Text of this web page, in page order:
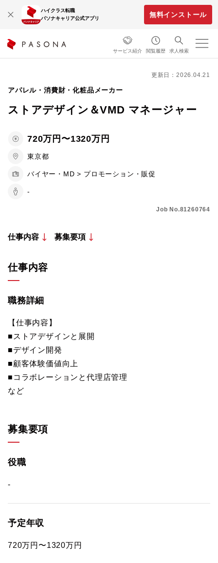
ハイクラス転職
パソナキャリア公式アプリ
無料インストール
サービス紹介 閲覧履歴 求人検索
更新日：2026.04.21
アパレル・消費財・化粧品メーカー
ストアデザイン＆VMD マネージャー
720万円〜1320万円
東京都
バイヤー・MD > プロモーション・販促
-
Job No.81260764
仕事内容 募集要項
仕事内容
職務詳細
【仕事内容】
■ストアデザインと展開
■デザイン開発
■顧客体験価値向上
■コラボレーションと代理店管理
など
募集要項
役職
-
予定年収
720万円〜1320万円